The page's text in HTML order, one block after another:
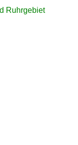
Ruhrgebiet